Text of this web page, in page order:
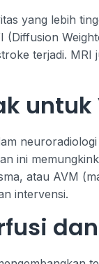
yang lebih
(Diffusion
terjadi.
ini
atau AVM
intervensi.